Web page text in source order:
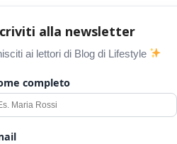
alla newsletter
ai lettori di Blog di Lifestyle
completo